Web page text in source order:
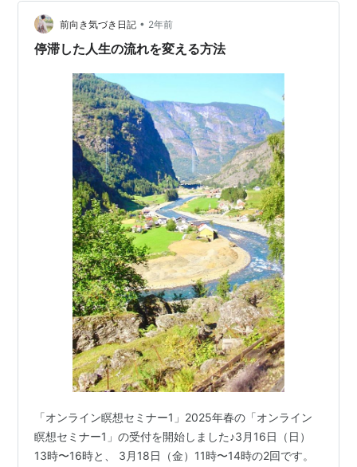
前向き気づき日記 • 2年前
停滞した人生の流れを変える方法
「オンライン瞑想セミナー1」2025年春の「オンライン
瞑想セミナー1」の受付を開始しました♪3月16日（日）
13時〜16時と、 3月18日（金）11時〜14時の2回です。